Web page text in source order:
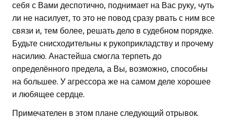
себя с Вами деспотично, поднимает на Вас руку, чуть
ли не насилует, то это не повод сразу рвать с ним все
связи и, тем более, решать дело в судебном порядке.
Будьте снисходительны к рукоприкладству и прочему
насилию. Анастейша смогла терпеть до
определённого предела, а Вы, возможно, способны
на большее. У агрессора же на самом деле хорошее
и любящее сердце.
Примечателен в этом плане следующий отрывок.